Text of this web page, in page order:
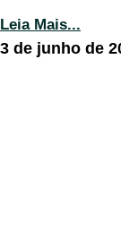
Leia Mais...
3 de junho de